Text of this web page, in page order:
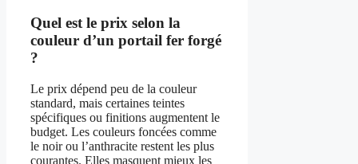
Quel est le prix selon la
couleur d’un portail fer forgé
?
Le prix dépend peu de la couleur
standard, mais certaines teintes
spécifiques ou finitions augmentent le
budget. Les couleurs foncées comme
le noir ou l’anthracite restent les plus
courantes. Elles masquent mieux les